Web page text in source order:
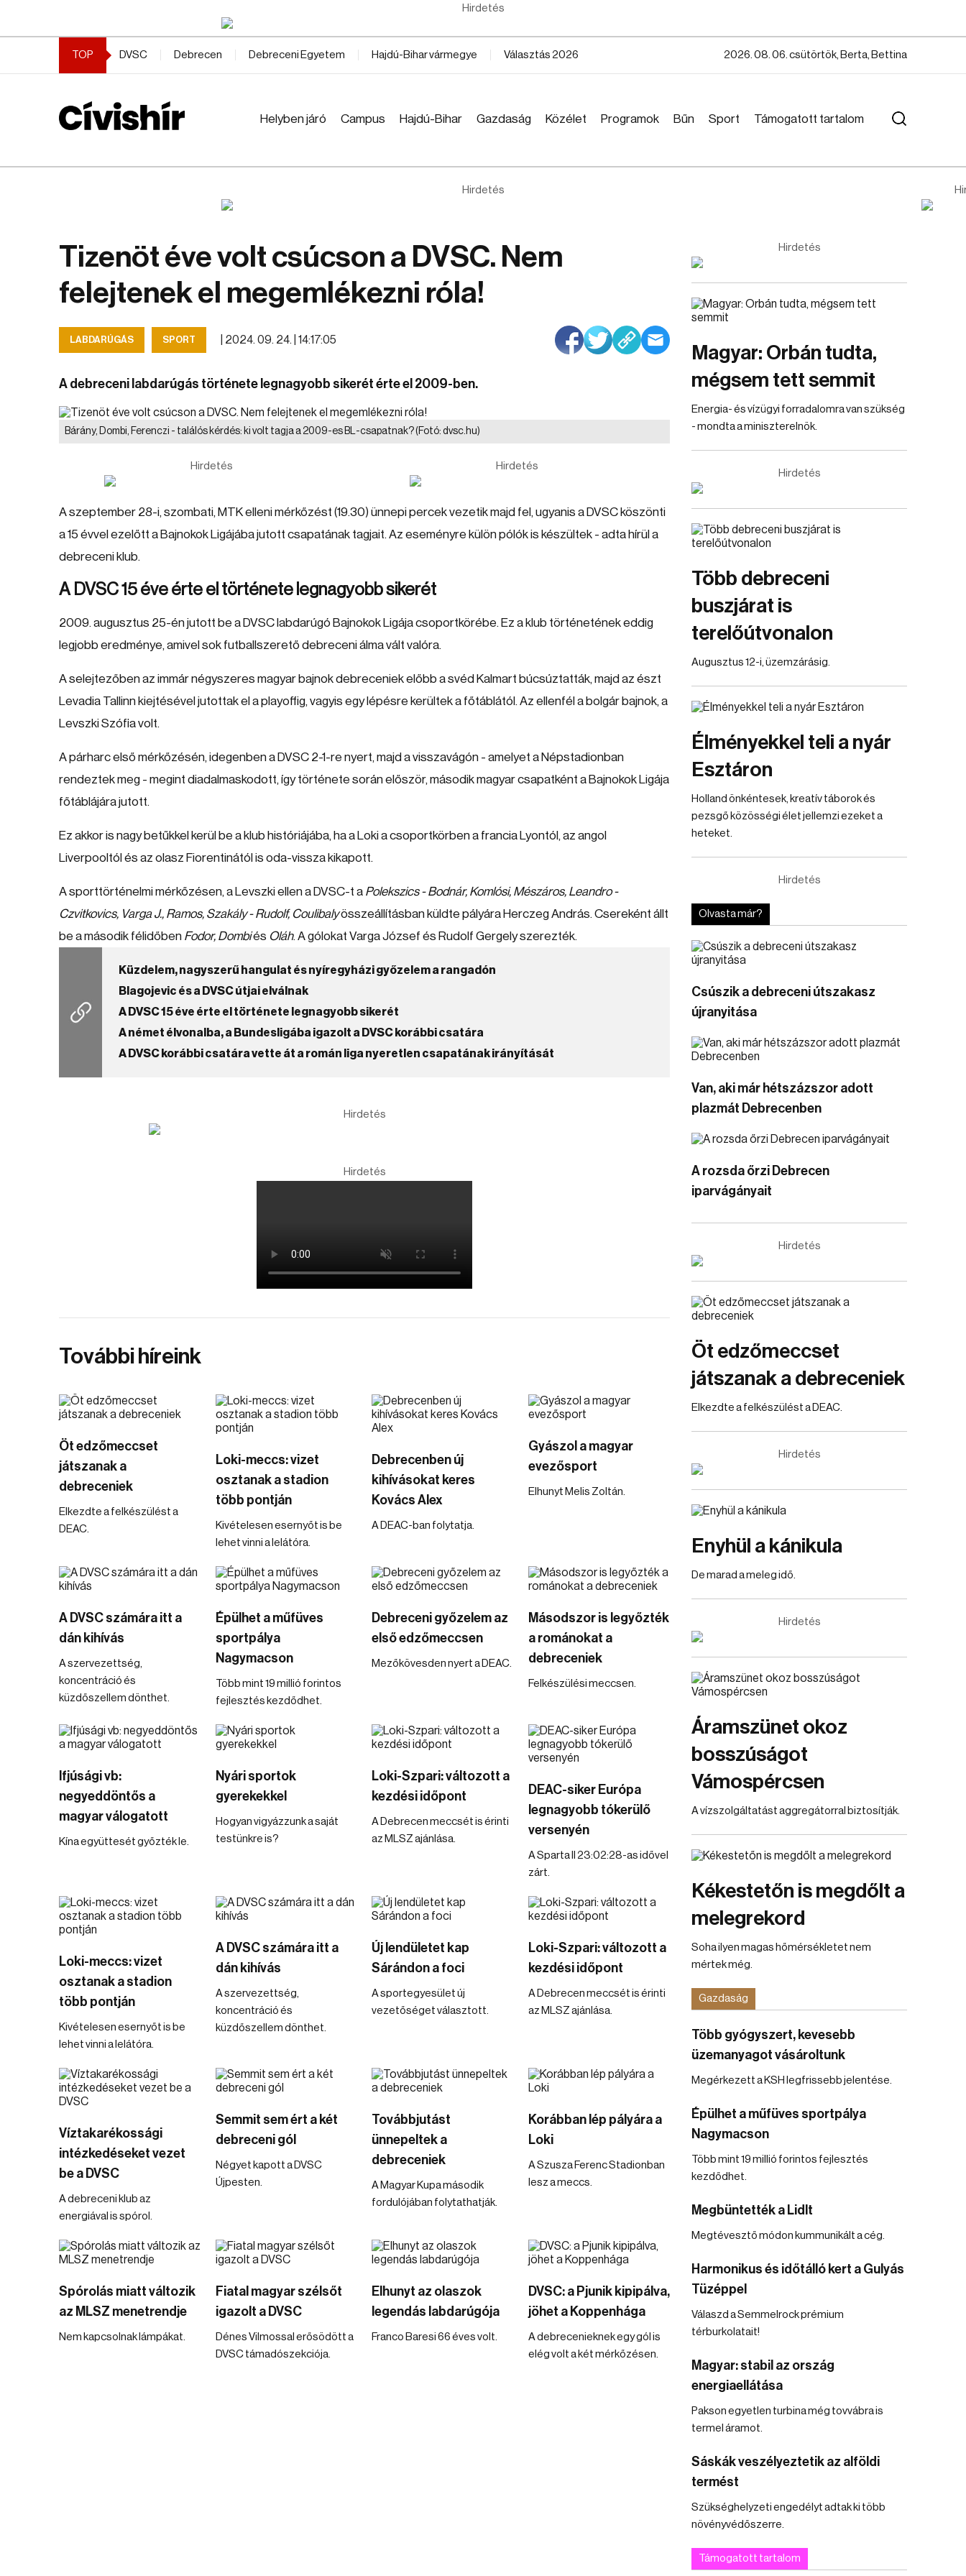
Hirdetés
TOP DVSC Debrecen Debreceni Egyetem Hajdú-Bihar vármegye Választás 2026 2026. 08. 06. csütörtök, Berta, Bettina
Helyben járó Campus Hajdú-Bihar Gazdaság Közélet Programok Bűn Sport Támogatott tartalom
Hirdetés
Tizenöt éve volt csúcson a DVSC. Nem
felejtenek el megemlékezni róla!
LABDARÚGÁS SPORT 2024. 09. 24. | 14:17:05
A debreceni labdarúgás története legnagyobb sikerét érte el 2009-ben.
Bárány, Dombi, Ferenczi - találós kérdés: ki volt tagja a 2009-es BL-csapatnak?(Fotó: dvsc.hu)
Hirdetés Hirdetés
A szeptember 28-i, szombati, MTK elleni mérkőzést (19.30) ünnepi percek vezetik majd fel, ugyanis a DVSC köszönti
a 15 évvel ezelőtt a Bajnokok Ligájába jutott csapatának tagjait. Az eseményre külön pólók is készültek - adta hírül a
debreceni klub.
A DVSC 15 éve érte el története legnagyobb sikerét
2009. augusztus 25-én jutott be a DVSC labdarúgó Bajnokok Ligája csoportkörébe. Ez a klub történetének eddig
legjobb eredménye, amivel sok futballszerető debreceni álma vált valóra.
A selejtezőben az immár négyszeres magyar bajnok debreceniek előbb a svéd Kalmart búcsúztatták, majd az észt
Levadia Tallinn kiejtésével jutottak el a playoffig, vagyis egy lépésre kerültek a főtáblától. Az ellenfél a bolgár bajnok, a
Levszki Szófia volt.
A párharc első mérkőzésén, idegenben a DVSC 2-1-re nyert, majd a visszavágón - amelyet a Népstadionban
rendeztek meg - megint diadalmaskodott, így története során először, második magyar csapatként a Bajnokok Ligája
főtáblájára jutott.
Ez akkor is nagy betűkkel kerül be a klub históriájába, ha a Loki a csoportkörben a francia Lyontól, az angol
Liverpooltól és az olasz Fiorentinától is oda-vissza kikapott.
A sporttörténelmi mérkőzésen, a Levszki ellen a DVSC-t a Polekszics - Bodnár, Komlósi, Mészáros, Leandro -
Czvitkovics, Varga J., Ramos, Szakály - Rudolf, Coulibalyösszeállításban küldte pályára Herczeg András. Csereként állt
be a második félidőben Fodor, Dombiés Oláh. A gólokat Varga József és Rudolf Gergely szerezték.
Küzdelem, nagyszerű hangulat és nyíregyházi győzelem a rangadón
Blagojevic és a DVSC útjai elválnak
A DVSC 15 éve érte el története legnagyobb sikerét
A német élvonalba, a Bundesligába igazolt a DVSC korábbi csatára
A DVSC korábbi csatára vette át a román liga nyeretlen csapatának irányítását
Hirdetés
Hirdetés
További híreink
Öt edzőmeccset
játszanak a
debreceniek
Elkezdte a felkészülést a
DEAC.
Loki-meccs: vizet
osztanak a stadion
több pontján
Kivételesen esernyőt is be
lehet vinni a lelátóra.
Debrecenben új
kihívásokat keres
Kovács Alex
A DEAC-ban folytatja.
Gyászol a magyar
evezősport
Elhunyt Melis Zoltán.
A DVSC számára itt a
dán kihívás
A szervezettség,
koncentráció és
küzdőszellem dönthet.
Épülhet a műfüves
sportpálya
Nagymacson
Több mint 19 millió forintos
fejlesztés kezdődhet.
Debreceni győzelem az
első edzőmeccsen
Mezőkövesden nyert a DEAC.
Másodszor is legyőzték
a románokat a
debreceniek
Felkészülési meccsen.
Ifjúsági vb:
negyeddöntős a
magyar válogatott
Kína együttesét győzték le.
Nyári sportok
gyerekekkel
Hogyan vigyázzunk a saját
testünkre is?
Loki-Szpari: változott a
kezdési időpont
A Debrecen meccsét is érinti
az MLSZ ajánlása.
DEAC-siker Európa
legnagyobb tókerülő
versenyén
A Sparta II 23:02:28-as idővel
zárt.
Loki-meccs: vizet
osztanak a stadion
több pontján
Kivételesen esernyőt is be
lehet vinni a lelátóra.
A DVSC számára itt a
dán kihívás
A szervezettség,
koncentráció és
küzdőszellem dönthet.
Új lendületet kap
Sárándon a foci
A sportegyesület új
vezetőséget választott.
Loki-Szpari: változott a
kezdési időpont
A Debrecen meccsét is érinti
az MLSZ ajánlása.
Víztakarékossági
intézkedéseket vezet
be a DVSC
A debreceni klub az
energiával is spórol.
Semmit sem ért a két
debreceni gól
Négyet kapott a DVSC
Újpesten.
Továbbjutást
ünnepeltek a
debreceniek
A Magyar Kupa második
fordulójában folytathatják.
Korábban lép pályára a
Loki
A Szusza Ferenc Stadionban
lesz a meccs.
Spórolás miatt változik
az MLSZ menetrendje
Nem kapcsolnak lámpákat.
Fiatal magyar szélsőt
igazolt a DVSC
Dénes Vilmossal erősödött a
DVSC támadószekciója.
Elhunyt az olaszok
legendás labdarúgója
Franco Baresi 66 éves volt.
DVSC: a Pjunik kipipálva,
jöhet a Koppenhága
A debrecenieknek egy gól is
elég volt a két mérkőzésen.
Hirdetés
Magyar: Orbán tudta,
mégsem tett semmit
Energia- és vízügyi forradalomra van szükség
- mondta a miniszterelnök.
Hirdetés
Több debreceni
buszjárat is
terelőútvonalon
Augusztus 12-i, üzemzárásig.
Élményekkel teli a nyár
Esztáron
Holland önkéntesek, kreatív táborok és
pezsgő közösségi élet jellemzi ezeket a
heteket.
Hirdetés
Olvasta már?
Csúszik a debreceni útszakasz
újranyitása
Van, aki már hétszázszor adott
plazmát Debrecenben
A rozsda őrzi Debrecen
iparvágányait
Hirdetés
Öt edzőmeccset
játszanak a debreceniek
Elkezdte a felkészülést a DEAC.
Hirdetés
Enyhül a kánikula
De marad a meleg idő.
Hirdetés
Áramszünet okoz
bosszúságot
Vámospércsen
A vízszolgáltatást aggregátorral biztosítják.
Kékestetőn is megdőlt a
melegrekord
Soha ilyen magas hőmérsékletet nem
mértek még.
Gazdaság
Több gyógyszert, kevesebb
üzemanyagot vásároltunk
Megérkezett a KSH legfrissebb jelentése.
Épülhet a műfüves sportpálya
Nagymacson
Több mint 19 millió forintos fejlesztés
kezdődhet.
Megbüntették a Lidlt
Megtévesztő módon kummunikált a cég.
Harmonikus és időtálló kert a Gulyás
Tüzéppel
Válaszd a Semmelrock prémium
térburkolatait!
Magyar: stabil az ország
energiaellátása
Pakson egyetlen turbina még tovvábra is
termel áramot.
Sáskák veszélyeztetik az alföldi
termést
Szükséghelyzeti engedélyt adtak ki több
növényvédőszerre.
Támogatott tartalom